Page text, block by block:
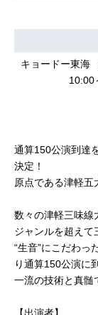
キョードー東
10:00
通算150公演到達
決定！
原点である津軽五
数々の津軽三味線
ジャンルを超えて
“生音”にこだわっ
り通算150公演に
一流の技術と真髄